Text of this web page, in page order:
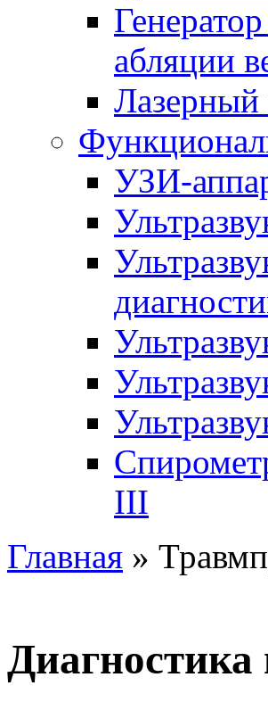
абляции
Лазерный
УЗИ-
III
Главная »
Диагностика